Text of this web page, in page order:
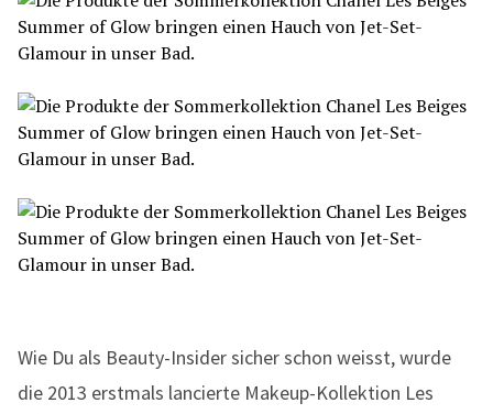
Wie Du als Beauty-Insider sicher schon weisst, wurde
die 2013 erstmals lancierte Makeup-Kollektion Les